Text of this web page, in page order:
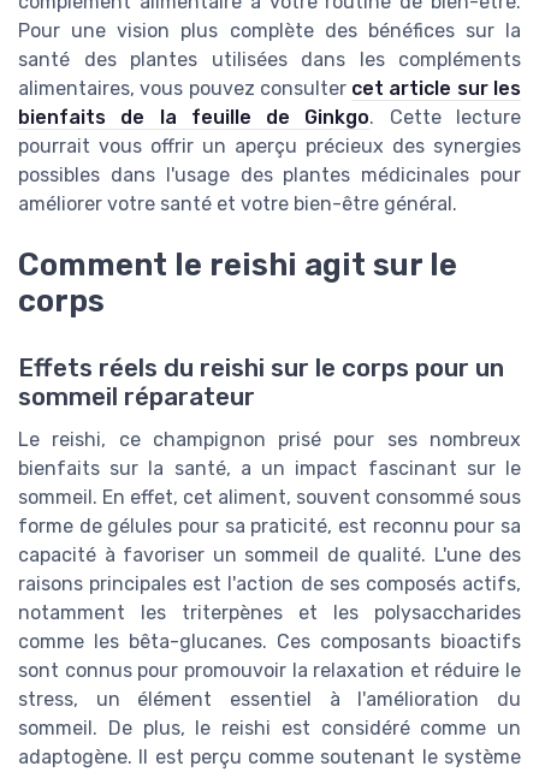
Pour une vision plus complète des bénéfices sur la
santé des plantes utilisées dans les compléments
alimentaires, vous pouvez consulter cet article sur les
bienfaits de la feuille de Ginkgo. Cette lecture
pourrait vous offrir un aperçu précieux des synergies
possibles dans l'usage des plantes médicinales pour
améliorer votre santé et votre bien-être général.
Comment le reishi agit sur le
corps
Effets réels du reishi sur le corps pour un
sommeil réparateur
Le reishi, ce champignon prisé pour ses nombreux
bienfaits sur la santé, a un impact fascinant sur le
sommeil. En effet, cet aliment, souvent consommé sous
forme de gélules pour sa praticité, est reconnu pour sa
capacité à favoriser un sommeil de qualité. L'une des
raisons principales est l'action de ses composés actifs,
notamment les triterpènes et les polysaccharides
comme les bêta-glucanes. Ces composants bioactifs
sont connus pour promouvoir la relaxation et réduire le
stress, un élément essentiel à l'amélioration du
sommeil. De plus, le reishi est considéré comme un
adaptogène. Il est perçu comme soutenant le système